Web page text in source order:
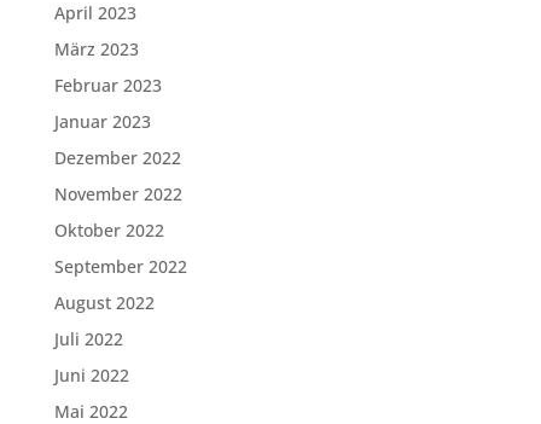
April 2023
März 2023
Februar 2023
Januar 2023
Dezember 2022
November 2022
Oktober 2022
September 2022
August 2022
Juli 2022
Juni 2022
Mai 2022